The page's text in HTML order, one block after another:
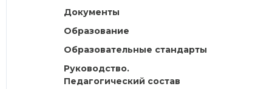
Документы
Образование
Образовательные стандарты
Руководство.
Педагогический состав